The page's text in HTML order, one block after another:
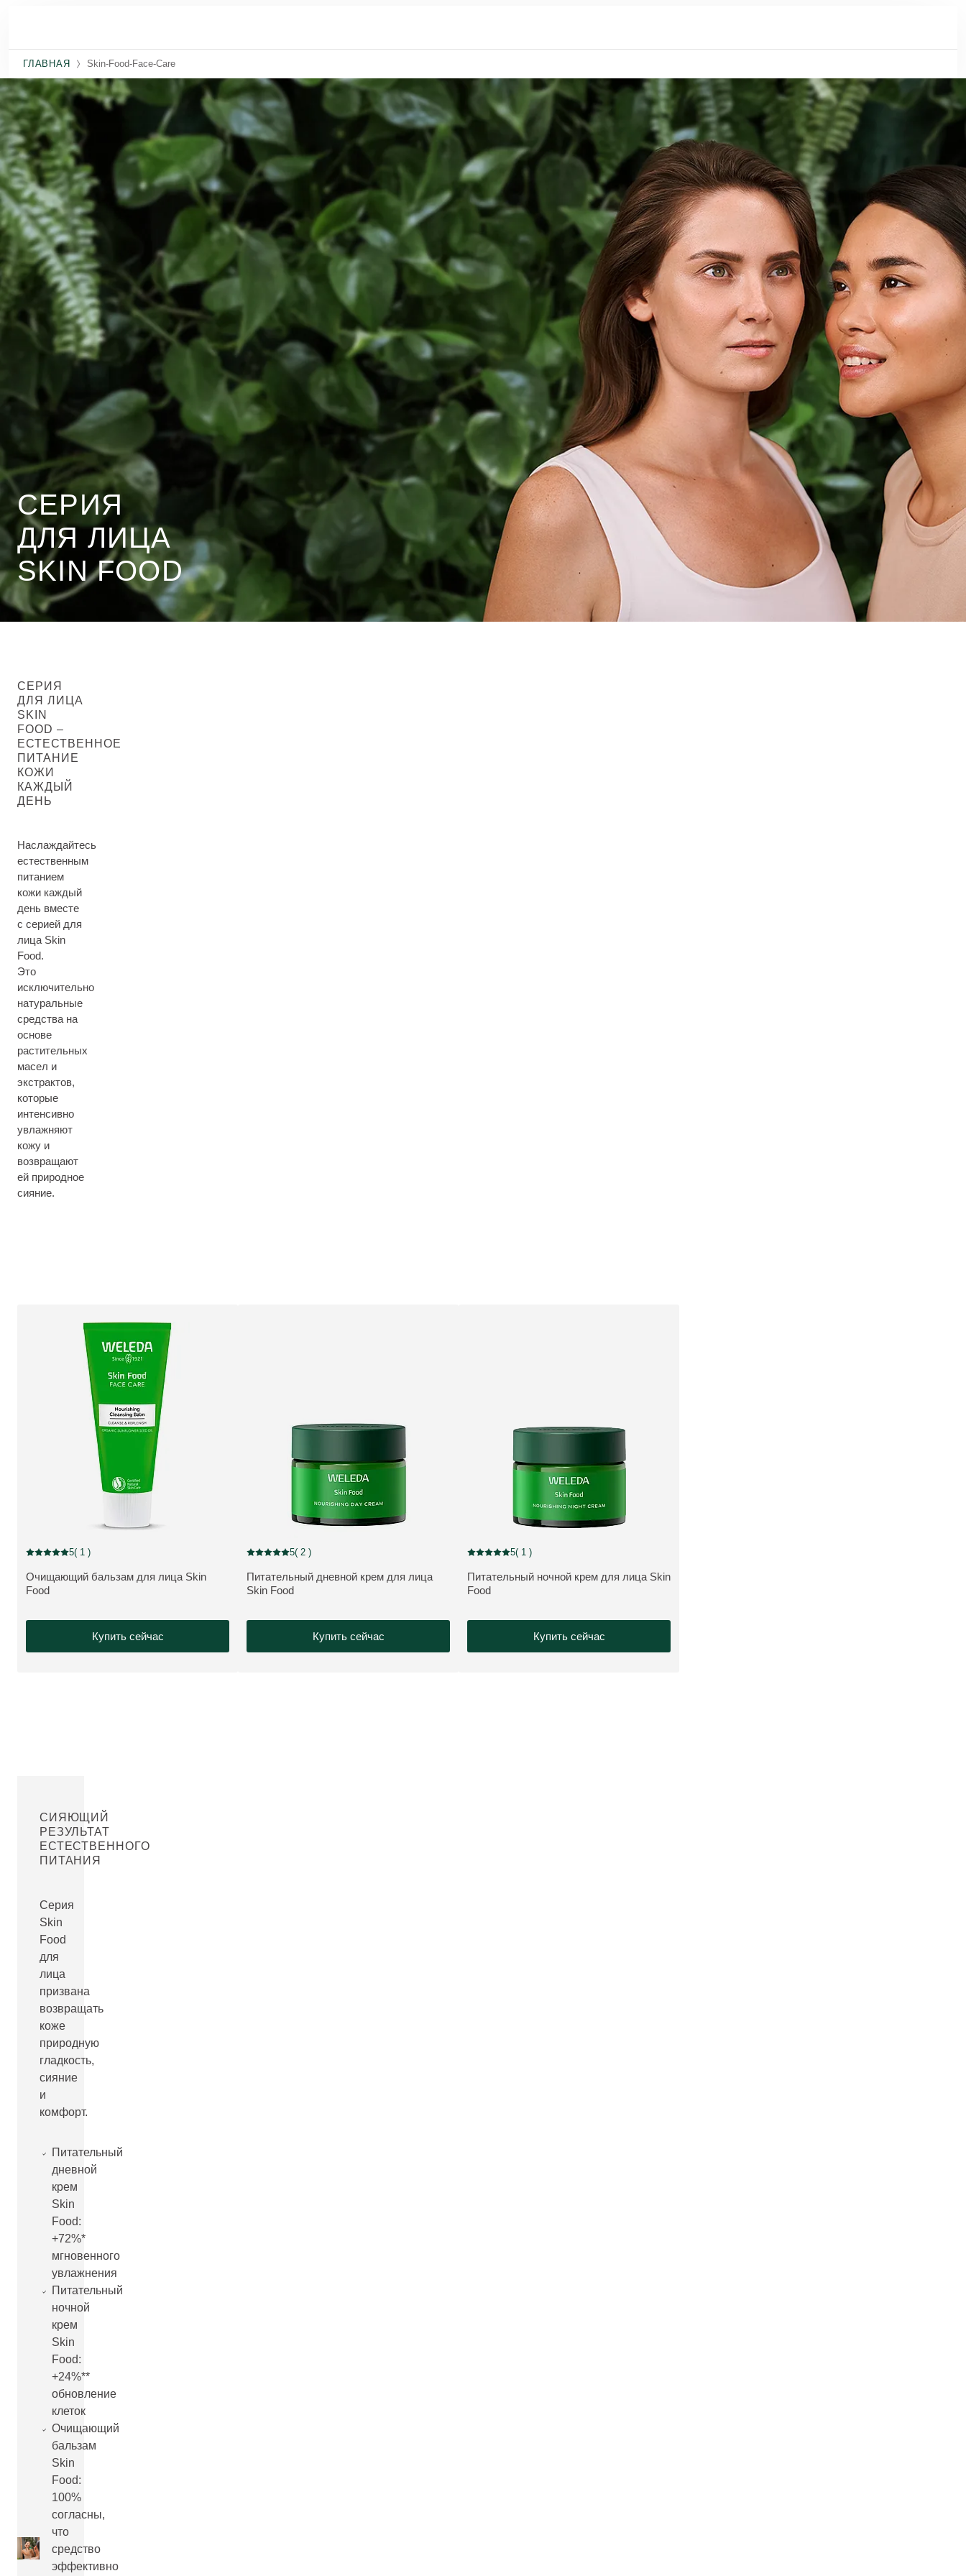
ГЛАВНАЯ Skin-Food-Face-Care
СЕРИЯ
ДЛЯ ЛИЦА
SKIN FOOD
СЕРИЯ
ДЛЯ ЛИЦА
SKIN
FOOD –
ЕСТЕСТВЕННОЕ
ПИТАНИЕ
КОЖИ
КАЖДЫЙ
ДЕНЬ
Наслаждайтесь
естественным
питанием
кожи каждый
день вместе
с серией для
лица Skin
Food.
Это
исключительно
натуральные
средства на
основе
растительных
масел и
экстрактов,
которые
интенсивно
увлажняют
кожу и
возвращают
ей природное
сияние.
ПОДРОБНЕЕ:
Очищающий бальзам для лица Skin
Food
Current rating: 5 out of 5 stars rated by 1 customers
5( 1 )
Купить сейчас
ПОДРОБНЕЕ:
Питательный дневной крем для лица
Skin Food
Current rating: 5 out of 5 stars rated by 2 customers
5( 2 )
Купить сейчас
ПОДРОБНЕЕ:
Питательный ночной крем для лица Skin
Food
Current rating: 5 out of 5 stars rated by 1 customers
5( 1 )
Купить сейчас
СИЯЮЩИЙ
РЕЗУЛЬТАТ
ЕСТЕСТВЕННОГО
ПИТАНИЯ
Серия
Skin
Food
для
лица
призвана
возвращать
коже
природную
гладкость,
сияние
и
комфорт.
Питательный
дневной
крем
Skin
Food:
+72%*
мгновенного
увлажнения
Питательный
ночной
крем
Skin
Food:
+24%**
обновление
клеток
Очищающий
бальзам
Skin
Food:
100%
согласны,
что
средство
эффективно